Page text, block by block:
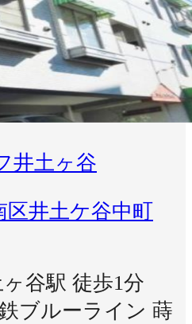
井土ヶ谷
区井土ケ谷中町
谷駅 徒歩1分
ブルーライン 蒔